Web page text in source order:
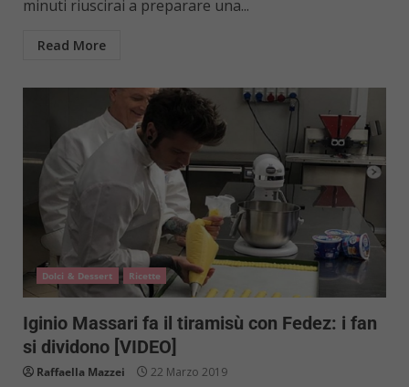
minuti riuscirai a preparare una...
Read More
Dolci & Dessert Ricette
Iginio Massari fa il tiramisù con Fedez: i fan
si dividono [VIDEO]
Raffaella Mazzei 22 Marzo 2019